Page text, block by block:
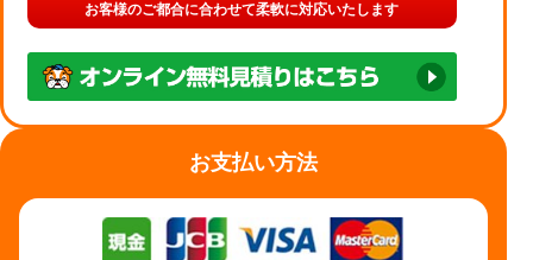
お客様のご都合に合わせて柔軟に対応いたします
お支払い方法